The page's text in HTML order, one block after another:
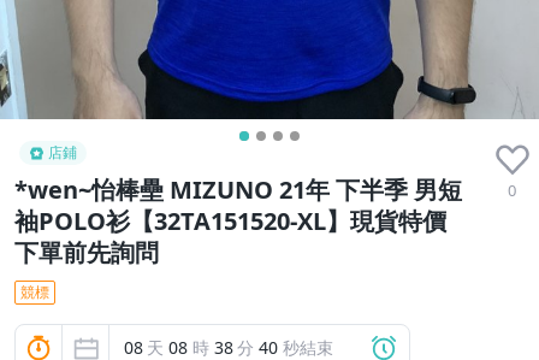
店鋪
*wen~怡棒壘 MIZUNO 21年 下半季 男短
袖POLO衫【32TA151520-XL】現貨特價
下單前先詢問
0
競標
08 天 08 時 38分 39 秒結束